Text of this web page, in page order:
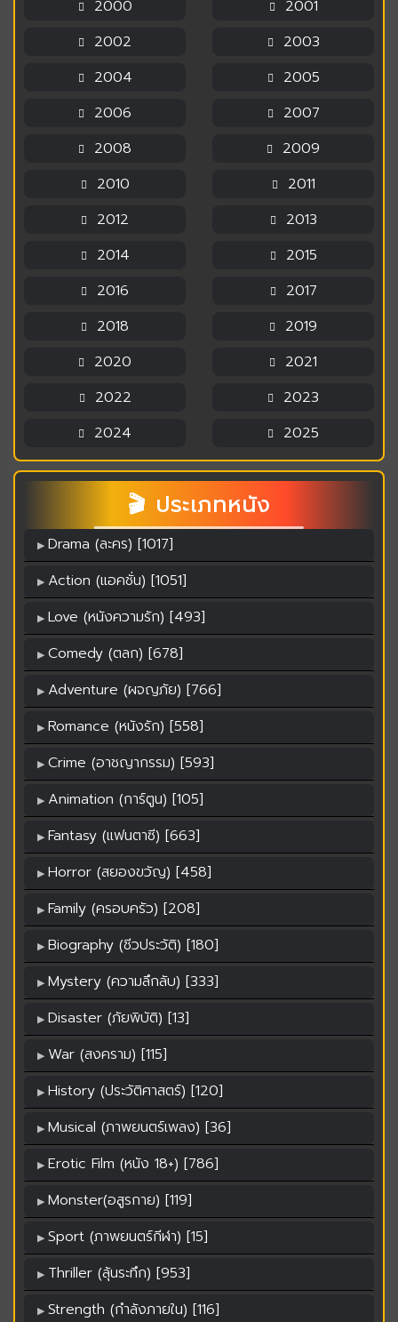
2000
2001
2002
2003
2004
2005
2006
2007
2008
2009
2010
2011
2012
2013
2014
2015
2016
2017
2018
2019
2020
2021
2022
2023
2024
2025
🎬 ประเภทหนัง
Drama (ละคร) [1017]
Action (แอคชั่น) [1051]
Love (หนังความรัก) [493]
Comedy (ตลก) [678]
Adventure (ผจญภัย) [766]
Romance (หนังรัก) [558]
Crime (อาชญากรรม) [593]
Animation (การ์ตูน) [105]
Fantasy (แฟนตาซี) [663]
Horror (สยองขวัญ) [458]
Family (ครอบครัว) [208]
Biography (ชีวประวัติ) [180]
Mystery (ความลึกลับ) [333]
Disaster (ภัยพิบัติ) [13]
War (สงคราม) [115]
History (ประวัติศาสตร์) [120]
Musical (ภาพยนตร์เพลง) [36]
Erotic Film (หนัง 18+) [786]
Monster(อสูรกาย) [119]
Sport (ภาพยนตร์กีฬา) [15]
Thriller (ลุ้นระทึก) [953]
Strength (กำลังภายใน) [116]